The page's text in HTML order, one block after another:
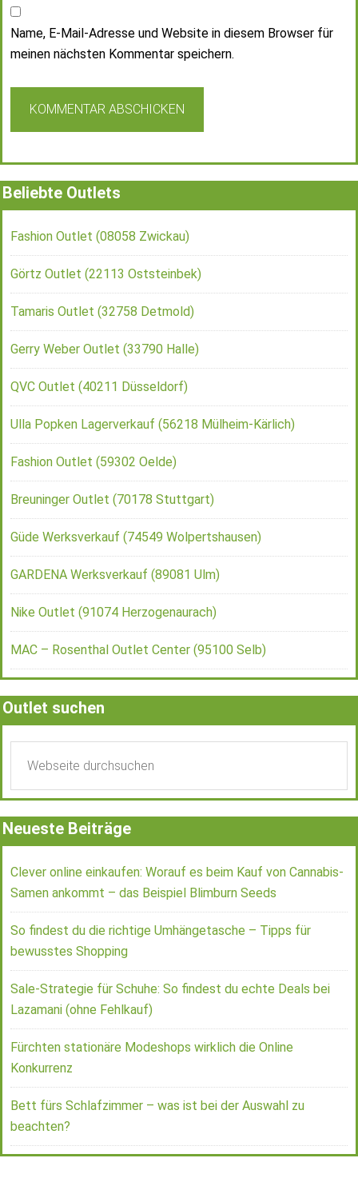
Name, E-Mail-Adresse und Website in diesem Browser für
meinen nächsten Kommentar speichern.
Beliebte Outlets
Fashion Outlet (08058 Zwickau)
Görtz Outlet (22113 Oststeinbek)
Tamaris Outlet (32758 Detmold)
Gerry Weber Outlet (33790 Halle)
QVC Outlet (40211 Düsseldorf)
Ulla Popken Lagerverkauf (56218 Mülheim-Kärlich)
Fashion Outlet (59302 Oelde)
Breuninger Outlet (70178 Stuttgart)
Güde Werksverkauf (74549 Wolpertshausen)
GARDENA Werksverkauf (89081 Ulm)
Nike Outlet (91074 Herzogenaurach)
MAC – Rosenthal Outlet Center (95100 Selb)
Outlet suchen
Neueste Beiträge
Clever online einkaufen: Worauf es beim Kauf von Cannabis-
Samen ankommt – das Beispiel Blimburn Seeds
So findest du die richtige Umhängetasche – Tipps für
bewusstes Shopping
Sale-Strategie für Schuhe: So findest du echte Deals bei
Lazamani (ohne Fehlkauf)
Fürchten stationäre Modeshops wirklich die Online
Konkurrenz
Bett fürs Schlafzimmer – was ist bei der Auswahl zu
beachten?